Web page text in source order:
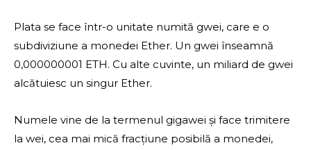
Plata se face într-o unitate numită gwei, care e o
subdiviziune a monedei Ether. Un gwei înseamnă
0,000000001 ETH. Cu alte cuvinte, un miliard de gwei
alcătuiesc un singur Ether.
Numele vine de la termenul gigawei și face trimitere
la wei, cea mai mică fracțiune posibilă a monedei,